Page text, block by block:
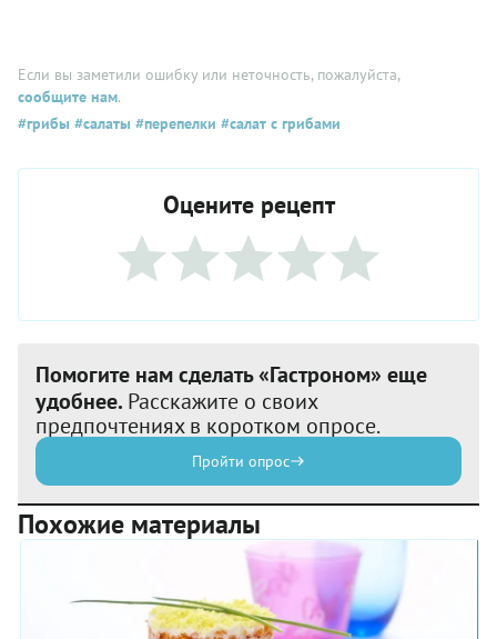
Если вы заметили ошибку или неточность, пожалуйста,
сообщите нам.
#грибы #салаты #перепелки #салат с грибами
Оцените рецепт
Помогите нам сделать «Гастроном» еще
удобнее. Расскажите о своих
предпочтениях в коротком опросе.
Пройти опрос
Похожие материалы